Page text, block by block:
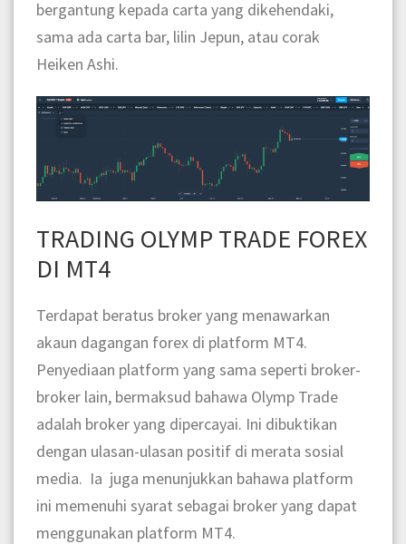
bergantung kepada carta yang dikehendaki,
sama ada carta bar, lilin Jepun, atau corak
Heiken Ashi.
TRADING OLYMP TRADE FOREX
DI MT4
Terdapat beratus broker yang menawarkan
akaun dagangan forex di platform MT4.
Penyediaan platform yang sama seperti broker-
broker lain, bermaksud bahawa Olymp Trade
adalah broker yang dipercayai. Ini dibuktikan
dengan ulasan-ulasan positif di merata sosial
media. Ia juga menunjukkan bahawa platform
ini memenuhi syarat sebagai broker yang dapat
menggunakan platform MT4.